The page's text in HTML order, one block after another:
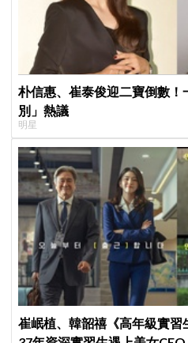
朴信惠、崔泰俊迎二寶倒數
別」熱議
明星
崔岷植、韓韶禧《高年級實習